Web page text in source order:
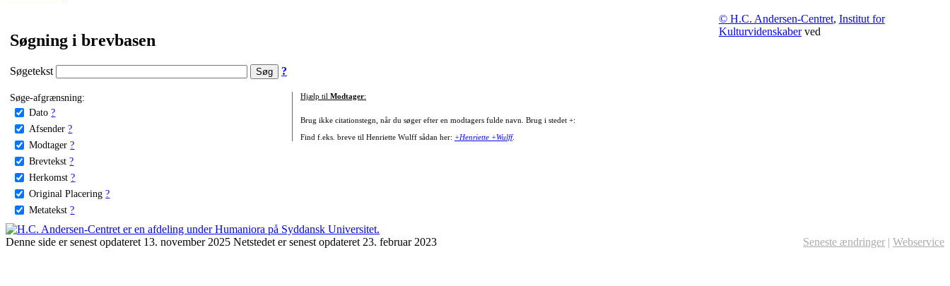
Søgning i brevbasen
Søgetekst ?
Søge-afgrænsning:
Dato ?
Afsender ?
Modtager ?
Brevtekst ?
Herkomst ?
Original Placering ?
Metatekst ?
Hjælp til Modtager:
Brug ikke citationstegn, når du søger efter en modtagers fulde navn. Brug i stedet +:
Find f.eks. breve til Henriette Wulff sådan her: +Henriette +Wulff.
© H.C. Andersen-Centret, Institut for
Kulturvidenskaberved
Denne side er senest opdateret 13. november 2025 Netstedet er senest opdateret 23. februar 2023 Seneste ændringer | Webservice